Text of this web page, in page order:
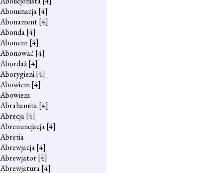
Abominacja[4]
Abonament[4]
Abonda[4]
Abonent[4]
Abonować [4]
Abordaż[4]
Aborygieni[4]
Abowiem[4]
Abowiem
Abrahamita[4]
Abrecja[4]
Abrenuncjacja[4]
Abretia
Abrewjacja[4]
Abrewjator[4]
Abrewjatura[4]